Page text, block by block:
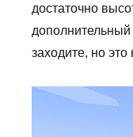
достаточно
дополнительный
заходите, но